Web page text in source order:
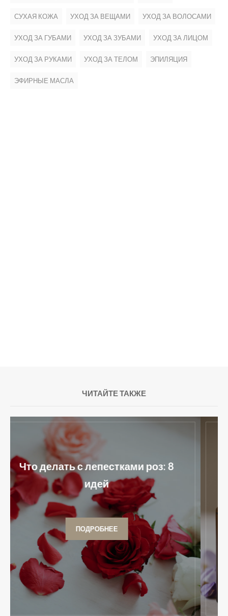
СУХАЯ КОЖА УХОД ЗА ВЕЩАМИ УХОД ЗА ВОЛОСАМИ
УХОД ЗА ГУБАМИ УХОД ЗА ЗУБАМИ УХОД ЗА ЛИЦОМ
УХОД ЗА РУКАМИ УХОД ЗА ТЕЛОМ ЭПИЛЯЦИЯ
ЭФИРНЫЕ МАСЛА
ЧИТАЙТЕ ТАКЖЕ
Что делать с лепестками роз: 8
идей
ПОДРОБНЕЕ